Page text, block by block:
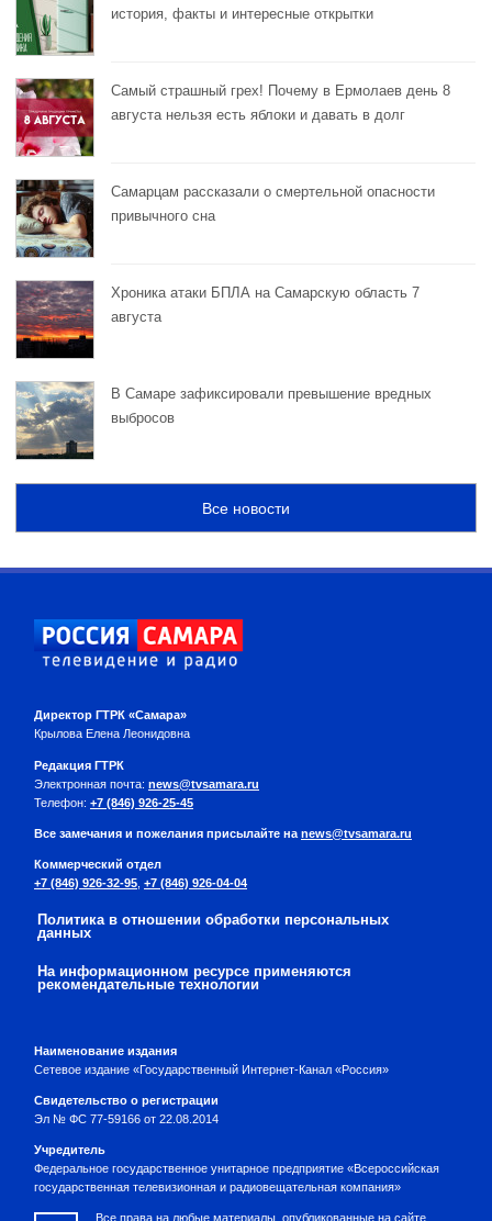
история, факты и интересные открытки
Самый страшный грех! Почему в Ермолаев день 8
августа нельзя есть яблоки и давать в долг
Самарцам рассказали о смертельной опасности
привычного сна
Хроника атаки БПЛА на Самарскую область 7
августа
В Самаре зафиксировали превышение вредных
выбросов
Все новости
Директор ГТРК «Самара»
Крылова Елена Леонидовна
Редакция ГТРК
Электронная почта: news@tvsamara.ru
Телефон: +7 (846) 926-25-45
Все замечания и пожелания присылайте на news@tvsamara.ru
Коммерческий отдел
+7 (846) 926-32-95 +7 (846) 926-04-04
Политика в отношении обработки персональных
данных
На информационном ресурсе применяются
рекомендательные технологии
Наименование издания
Сетевое издание «Государственный Интернет-Канал «Россия»
Свидетельство о регистрации
Эл № ФС 77-59166 от 22.08.2014
Учредитель
Федеральное государственное унитарное предприятие «Всероссийская
государственная телевизионная и радиовещательная компания»
Все права на любые материалы, опубликованные на сайте,